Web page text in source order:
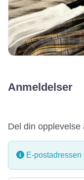
Anmeldelser
Del din opplevelse
E-